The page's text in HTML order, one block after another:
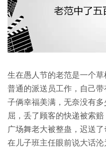
生在愚人节的老范是一个
普通的派送员工作，自己
子俩幸福美满，无奈没有
屈，丢了顾客的快递被索
广场舞老大被整蛊，迟送
在儿子班主任眼前说大话